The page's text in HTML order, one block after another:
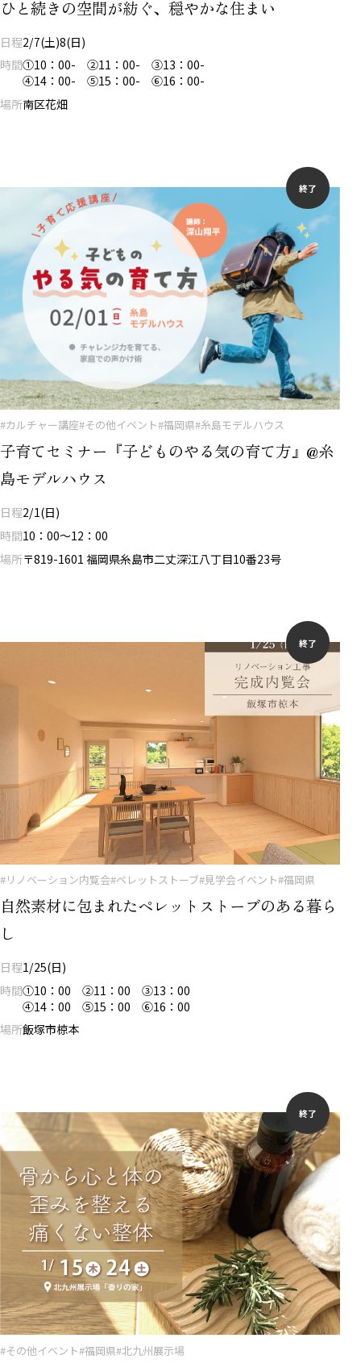
ひと続きの空間が紡ぐ、穏やかな住まい
日程2/7(土)8(日)
時間①10：00- ②11：00- ③13：00-
④14：00- ⑤15：00- ⑥16：00-
場所南区花畑
終了
#カルチャー講座#その他イベント#福岡県#糸島モデルハウス
子育てセミナー『子どものやる気の育て方』@糸
島モデルハウス
日程2/1(日)
時間10：00～12：00
場所〒819-1601 福岡県糸島市二丈深江八丁目10番23号
終了
#リノベーション内覧会#ペレットストーブ#見学会イベント#福岡県
自然素材に包まれたペレットストーブのある暮ら
し
日程1/25(日)
時間①10：00 ②11：00 ③13：00
④14：00 ⑤15：00 ⑥16：00
場所飯塚市椋本
終了
#その他イベント#福岡県#北九州展示場